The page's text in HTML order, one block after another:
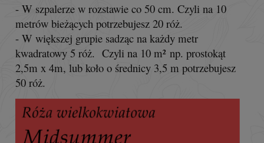
- W szpalerze w rozstawie co 50 cm. Czyli na 10
metrów bieżących potrzebujesz 20 róż.
- W większej grupie sadząc na każdy metr
kwadratowy 5 róż. Czyli na 10 m² np. prostokąt
2,5m x 4m, lub koło o średnicy 3,5 m potrzebujesz
50 róż.